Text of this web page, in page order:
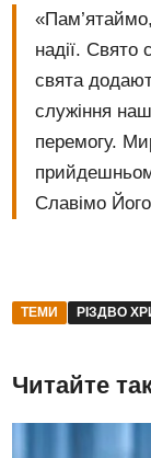
надії. Свято
свята
служіння
перемогу.
Славімо
ТЕМИ РІЗДВО
Читайте